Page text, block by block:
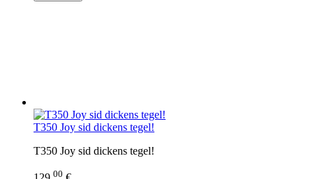
T350 Joy sid dickens tegel!
T350 Joy sid dickens tegel!
00